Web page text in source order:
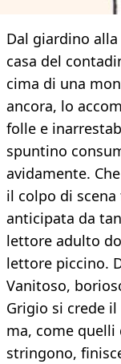
Dal giardino
casa del
cima di una
ancora, lo
folle e
spuntino
avidamente.
il colpo di
anticipata da
lettore adulto
lettore piccino.
Vanitoso,
Grigio si crede
ma, come
stringono,